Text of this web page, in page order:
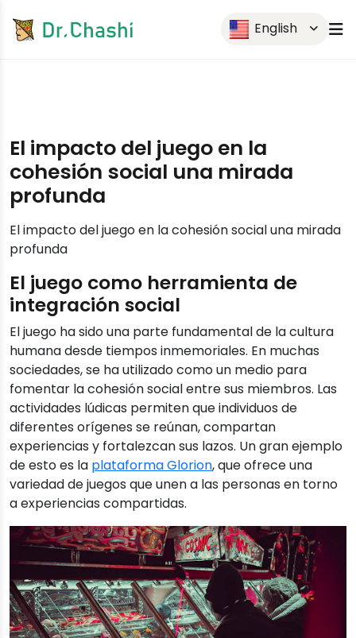
English
El impacto del juego en la
cohesión social una mirada
profunda
El impacto del juego en la cohesión social una mirada
profunda
El juego como herramienta de
integración social
El juego ha sido una parte fundamental de la cultura
humana desde tiempos inmemoriales. En muchas
sociedades, se ha utilizado como un medio para
fomentar la cohesión social entre sus miembros. Las
actividades lúdicas permiten que individuos de
diferentes orígenes se reúnan, compartan
experiencias y fortalezcan sus lazos. Un gran ejemplo
de esto es la plataforma Glorion, que ofrece una
variedad de juegos que unen a las personas en torno
a experiencias compartidas.